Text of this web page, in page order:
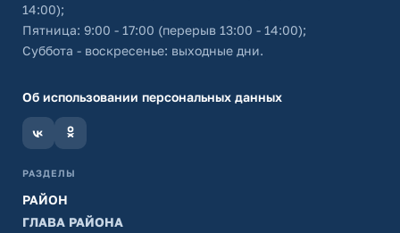
14:00);
Пятница: 9:00 - 17:00 (перерыв 13:00 - 14:00);
Суббота - воскресенье: выходные дни.
Об использовании персональных данных
РАЗДЕЛЫ
РАЙОН
ГЛАВА РАЙОНА